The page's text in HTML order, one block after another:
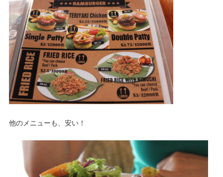
他のメニューも、安い！